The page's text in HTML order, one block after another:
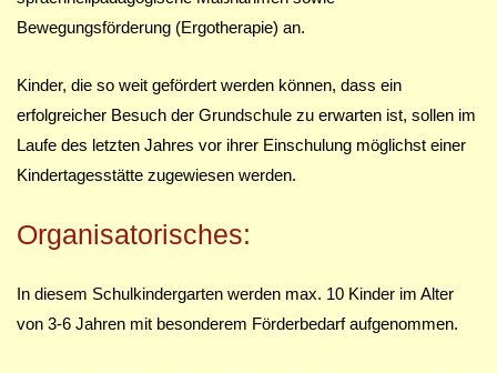
Bewegungsförderung (Ergotherapie) an.
Kinder, die so weit gefördert werden können, dass ein
erfolgreicher Besuch der Grundschule zu erwarten ist, sollen im
Laufe des letzten Jahres vor ihrer Einschulung möglichst einer
Kindertagesstätte zugewiesen werden.
Organisatorisches:
In diesem Schulkindergarten werden max. 10 Kinder im Alter
von 3-6 Jahren mit besonderem Förderbedarf aufgenommen.